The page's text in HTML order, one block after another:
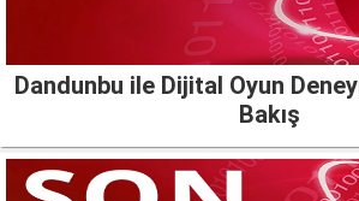
Dandunbu ile Dijital Oyun
Bakış